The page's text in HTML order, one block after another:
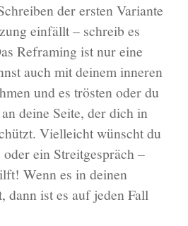
der ersten Variante
einfällt – schreib es
Reframing ist nur eine
auch mit deinem inneren
und es trösten oder du
deine Seite, der dich in
Vielleicht wünscht du
ein Streitgespräch –
Wenn es in deinen
dann ist es auf jeden Fall